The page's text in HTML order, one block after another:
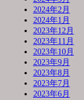
2024年2月
2024年1月
2023年12月
2023年11月
2023年10月
2023年9月
2023年8月
2023年7月
2023年6月